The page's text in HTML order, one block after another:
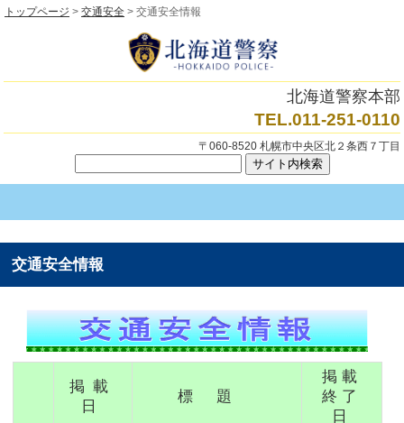
トップページ > 交通安全 > 交通安全情報
北海道警察本部
TEL.011-251-0110
〒060-8520 札幌市中央区北２条西７丁目
交通安全情報
掲載
日
標題
掲載
終了
日